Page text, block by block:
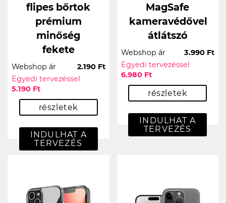
flipes bőrtok
prémium
minőség
fekete
Webshop ár
2.190 Ft
Egyedi tervezéssel
5.190 Ft
részletek
INDULHAT A
TERVEZÉS
MagSafe
kameravédővel
átlátszó
Webshop ár
3.990 Ft
Egyedi tervezéssel
6.980 Ft
részletek
INDULHAT A
TERVEZÉS